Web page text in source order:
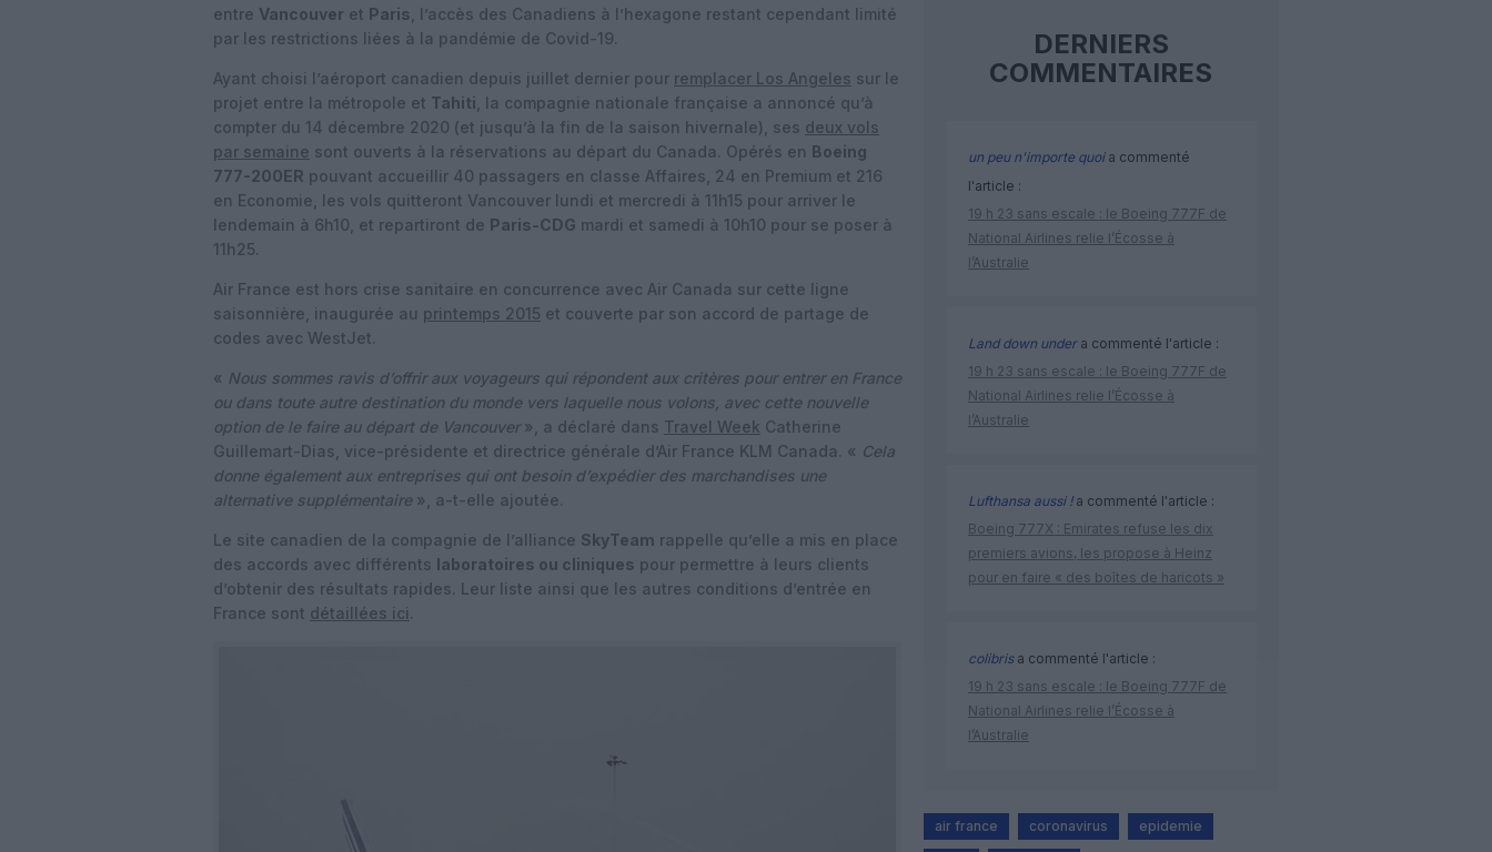
entre Vancouver et Paris , l’accès des Canadiens à l’hexagone restant cependant limité
par les restrictions liées à la pandémie de Covid-19.
Ayant choisi l’aéroport canadien depuis juillet dernier pour remplacer Los Angeles sur le
projet entre la métropole et Tahiti , la compagnie nationale française a annoncé qu’à
compter du 14 décembre 2020 (et jusqu’à la fin de la saison hivernale), ses deux vols
par semaine sont ouverts à la réservations au départ du Canada. Opérés en Boeing
777-200ER pouvant accueillir 40 passagers en classe Affaires, 24 en Premium et 216
en Economie, les vols quitteront Vancouver lundi et mercredi à 11h15 pour arriver le
lendemain à 6h10, et repartiront de Paris-CDG mardi et samedi à 10h10 pour se poser à
11h25.
Air France est hors crise sanitaire en concurrence avec Air Canada sur cette ligne
saisonnière, inaugurée au printemps 2015 et couverte par son accord de partage de
codes avec WestJet.
« Nous sommes ravis d’offrir aux voyageurs qui répondent aux critères pour entrer en France
ou dans toute autre destination du monde vers laquelle nous volons, avec cette nouvelle
option de le faire au départ de Vancouver», a déclaré dans Travel Week Catherine
Guillemart-Dias, vice-présidente et directrice générale d’Air France KLM Canada. « Cela
donne également aux entreprises qui ont besoin d’expédier des marchandises une
alternative supplémentaire », a-t-elle ajoutée.
Le site canadien de la compagnie de l’alliance SkyTeam rappelle qu’elle a mis en place
des accords avec différents laboratoires ou cliniques pour permettre à leurs clients
d’obtenir des résultats rapides. Leur liste ainsi que les autres conditions d’entrée en
France sont détaillées ici.
DERNIERS
COMMENTAIRES
un peu n'importe quoia commenté
l'article :
19 h 23 sans escale : le Boeing 777F de
National Airlines relie l’Écosse à
l’Australie
Land down undera commenté l'article :
19 h 23 sans escale : le Boeing 777F de
National Airlines relie l’Écosse à
l’Australie
Lufthansa aussi !a commenté l'article :
Boeing 777X : Emirates refuse les dix
premiers avions, les propose à Heinz
pour en faire « des boîtes de haricots »
colibrisa commenté l'article :
19 h 23 sans escale : le Boeing 777F de
National Airlines relie l’Écosse à
l’Australie
air france coronavirus epidemie